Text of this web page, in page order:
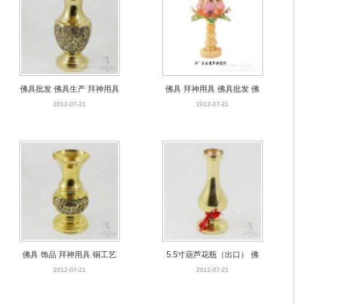
佛具批发 佛具生产 拜神用具
铜工艺品 纯铜花瓶 牡丹花瓶
2012-07-21
佛具 拜神用具 佛具批发 佛
堂用品 灯饰 玉石花瓶妙莲灯
2012-07-21
佛具 饰品 拜神用具 铜工艺
品 批发 佛堂用品 莲花花瓶
2012-07-21
5.5寸葫芦花瓶（出口） 佛
具 拜神用具 铜工艺品 批发
2012-07-21